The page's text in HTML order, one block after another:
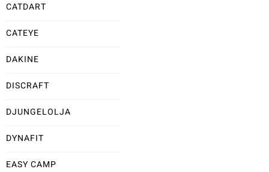
CATDART
CATEYE
DAKINE
DISCRAFT
DJUNGELOLJA
DYNAFIT
EASY CAMP